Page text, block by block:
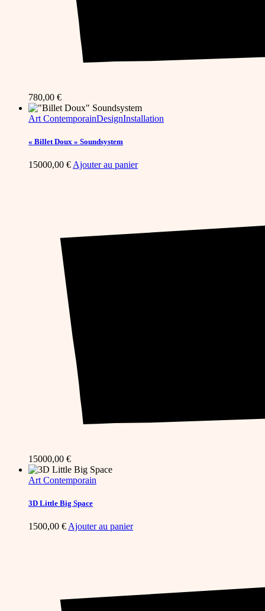
780,00 €
Art ContemporainDesignInstallation
« Billet Doux » Soundsystem
15000,00 € Ajouter au panier
15000,00 €
Art Contemporain
3D Little Big Space
1500,00 €Ajouter au panier